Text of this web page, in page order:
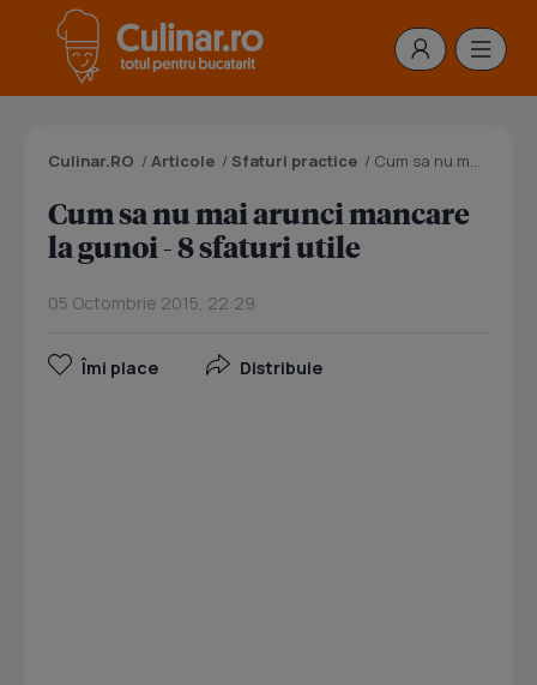
Culinar.RO / Articole / Sfaturi practice / Cum sa nu mai arunci mancare la gunoi - 8 sfaturi utile
Cum sa nu mai arunci mancare
la gunoi - 8 sfaturi utile
05 Octombrie 2015, 22:29
Îmi place Distribuie